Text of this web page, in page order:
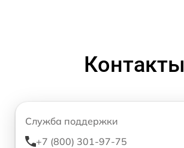
Контакты
Служба поддержки
+7 (800) 301-97-75